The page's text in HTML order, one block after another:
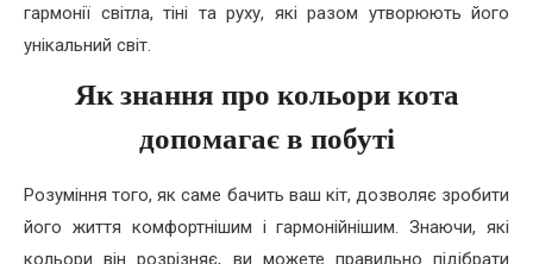
гармонії світла, тіні та руху, які разом утворюють його
унікальний світ.
Як знання про кольори кота
допомагає в побуті
Розуміння того, як саме бачить ваш кіт, дозволяє зробити
його життя комфортнішим і гармонійнішим. Знаючи, які
кольори він розрізняє, ви можете правильно підібрати